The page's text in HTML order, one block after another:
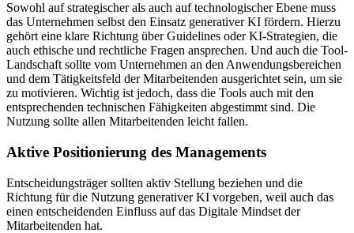
Sowohl auf strategischer als auch auf technologischer Ebene muss
das Unternehmen selbst den Einsatz generativer KI fördern. Hierzu
gehört eine klare Richtung über Guidelines oder KI-Strategien, die
auch ethische und rechtliche Fragen ansprechen. Und auch die Tool-
Landschaft sollte vom Unternehmen an den Anwendungsbereichen
und dem Tätigkeitsfeld der Mitarbeitenden ausgerichtet sein, um sie
zu motivieren. Wichtig ist jedoch, dass die Tools auch mit den
entsprechenden technischen Fähigkeiten abgestimmt sind. Die
Nutzung sollte allen Mitarbeitenden leicht fallen.
Aktive Positionierung des Managements
Entscheidungsträger sollten aktiv Stellung beziehen und die
Richtung für die Nutzung generativer KI vorgeben, weil auch das
einen entscheidenden Einfluss auf das Digitale Mindset der
Mitarbeitenden hat.